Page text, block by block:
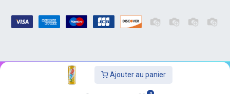
Ajouter au panier
0
Copyright © Sweet-Supply